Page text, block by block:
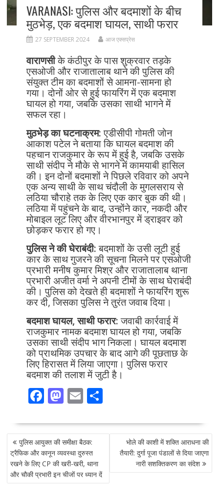
VARANASI: पुलिस और बदमाशों के बीच
मुठभेड़, एक बदमाश घायल, साथी फरार
27 SEPTEMBER 2024 आज एक्सप्रेस
वाराणसीके कंठीपुर के पास शुक्रवार तड़के
एसओजी और राजातालाब थाने की पुलिस की
संयुक्त टीम का बदमाशों से आमना-सामना हो
गया। दोनों ओर से हुई फायरिंग में एक बदमाश
घायल हो गया, जबकि उसका साथी भागने में
सफल रहा।
मुठभेड़ का घटनाक्रम:एडीसीपी गोमती जोन
आकाश पटेल ने बताया कि घायल बदमाश की
पहचान राजकुमार के रूप में हुई है, जबकि उसके
साथी संदीप ने मौके से भागने में कामयाबी हासिल
की। इन दोनों बदमाशों ने पिछले रविवार को अपने
एक अन्य साथी के साथ चंदौली के मुगलसराय से
लठिया चौराहे तक के लिए एक कार बुक की थी।
लठिया में पहुंचने के बाद, उन्होंने कार, नकदी और
मोबाइल लूट लिए और वीरभानपुर में ड्राइवर को
छोड़कर फरार हो गए।
पुलिस ने की घेराबंदी:बदमाशों के उसी लूटी हुई
कार के साथ गुजरने की सूचना मिलने पर एसओजी
प्रभारी मनीष कुमार मिश्र और राजातालाब थाना
प्रभारी अजीत वर्मा ने अपनी टीमों के साथ घेराबंदी
की। पुलिस को देखते ही बदमाशों ने फायरिंग शुरू
कर दी, जिसका पुलिस ने तुरंत जवाब दिया।
बदमाश घायल, साथी फरार:जवाबी कार्रवाई में
राजकुमार नामक बदमाश घायल हो गया, जबकि
उसका साथी संदीप भाग निकला। घायल बदमाश
को प्राथमिक उपचार के बाद आगे की पूछताछ के
लिए हिरासत में लिया जाएगा। पुलिस फरार
बदमाश की तलाश में जुटी है।
F
e
b
o
o
k
M
to
d
o
n
E
ai
l
S
ar
POST
NAVIGATION
पुलिस आयुक्त की समीक्षा बैठक:
ट्रैफिक और कानून व्यवस्था दुरुस्त
रखने के लिए CP की खरी-खरी, थाना
और चौकी प्रभारी इन चीजों पर ध्यान दें
भोले की काशी में शक्ति आराधना की
तैयारी: दुर्गा पूजा पंडालों से दिया जाएगा
नारी सशक्तिकरण का संदेश